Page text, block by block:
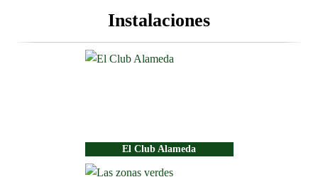
Instalaciones
El Club Alameda